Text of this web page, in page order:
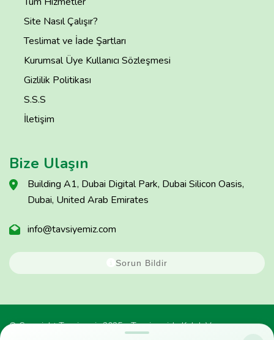
Site Nasıl Çalışır?
Teslimat ve İade Şartları
Kurumsal Üye Kullanıcı Sözleşmesi
Gizlilik Politikası
S.S.S
İletişim
Bize Ulaşın
Building A1, Dubai Digital Park, Dubai Silicon Oasis,
Dubai, United Arab Emirates
info@tavsiyemiz.com
Sorun Bildir
© Copyright Tavsiyemiz 2025 - Tavsiyemiz'e Kulak Ver